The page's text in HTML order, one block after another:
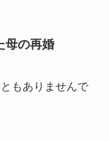
母の再婚
もありませんで